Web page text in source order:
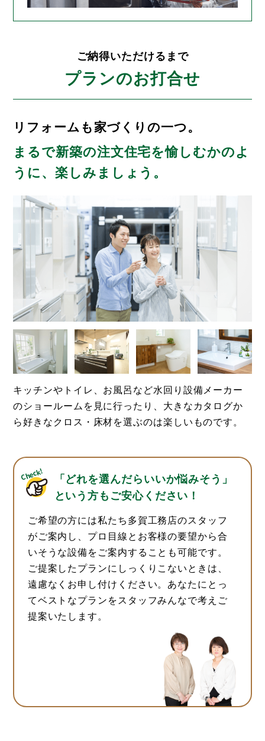
ご納得いただけるまで
プランのお打合せ
リフォームも家づくりの一つ。
まるで新築の注文住宅を愉しむかのよ
うに、楽しみましょう。
キッチンやトイレ、お風呂など水回り設備メーカー
のショールームを見に行ったり、大きなカタログか
ら好きなクロス・床材を選ぶのは楽しいものです。
「どれを選んだらいいか悩みそう」
という方もご安心ください！
ご希望の方には私たち多賀工務店のスタッフ
がご案内し、プロ目線とお客様の要望から合
いそうな設備をご案内することも可能です。
ご提案したプランにしっくりこないときは、
遠慮なくお申し付けください。あなたにとっ
てベストなプランをスタッフみんなで考えご
提案いたします。